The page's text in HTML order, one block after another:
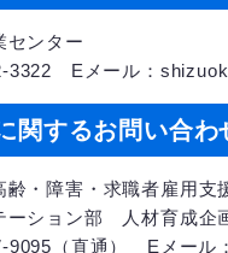
センター
3322 Eメール：
関するお問い合わ
齢・障害・求職者雇用
ーション部 人材育成企
9095（直通） Eメール